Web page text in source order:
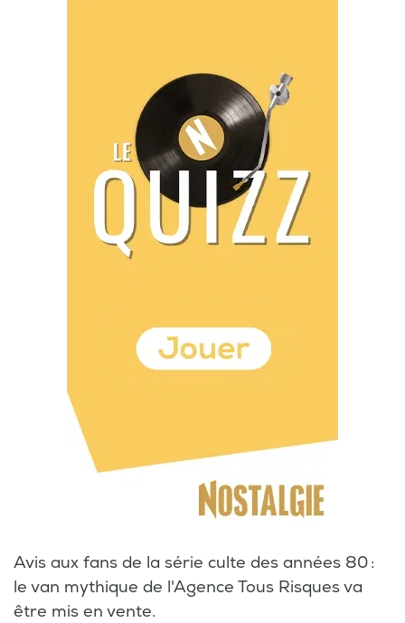
Avis aux fans de la série culte des années 80 :
le van mythique de l'Agence Tous Risques va
être mis en vente.